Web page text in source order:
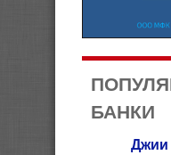
БАНКИ
Джии